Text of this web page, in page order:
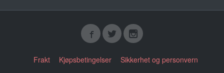
Frakt Kjøpsbetingelser
Sikkerhet og personvern